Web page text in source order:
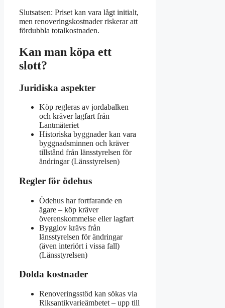
Slutsatsen: Priset kan vara lågt initialt,
men renoveringskostnader riskerar att
fördubbla totalkostnaden.
Kan man köpa ett
slott?
Juridiska aspekter
Köp regleras av jordabalken
och kräver lagfart från
Lantmäteriet
Historiska byggnader kan vara
byggnadsminnen och kräver
tillstånd från länsstyrelsen för
ändringar (Länsstyrelsen)
Regler för ödehus
Ödehus har fortfarande en
ägare – köp kräver
överenskommelse eller lagfart
Bygglov krävs från
länsstyrelsen för ändringar
(även interiört i vissa fall)
(Länsstyrelsen)
Dolda kostnader
Renoveringsstöd kan sökas via
Riksantikvarieämbetet – upp till